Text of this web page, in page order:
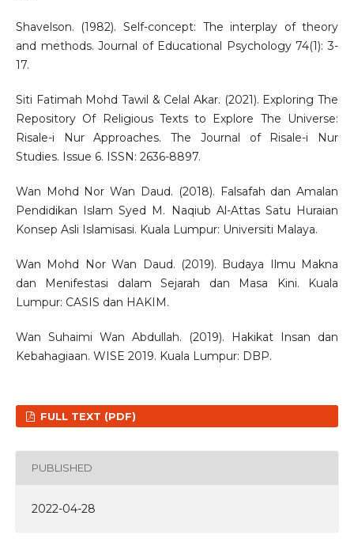
Shavelson. (1982). Self-concept: The interplay of theory
and methods. Journal of Educational Psychology 74(1): 3-
17.
Siti Fatimah Mohd Tawil & Celal Akar. (2021). Exploring The
Repository Of Religious Texts to Explore The Universe:
Risale-i Nur Approaches. The Journal of Risale-i Nur
Studies. Issue 6. ISSN: 2636-8897.
Wan Mohd Nor Wan Daud. (2018). Falsafah dan Amalan
Pendidikan Islam Syed M. Naqiub Al-Attas Satu Huraian
Konsep Asli Islamisasi. Kuala Lumpur: Universiti Malaya.
Wan Mohd Nor Wan Daud. (2019). Budaya Ilmu Makna
dan Menifestasi dalam Sejarah dan Masa Kini. Kuala
Lumpur: CASIS dan HAKIM.
Wan Suhaimi Wan Abdullah. (2019). Hakikat Insan dan
Kebahagiaan. WISE 2019. Kuala Lumpur: DBP.
FULL TEXT (PDF)
PUBLISHED
2022-04-28